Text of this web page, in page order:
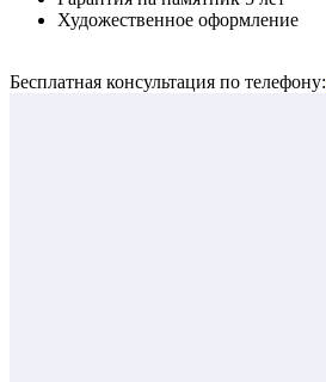
Художественное оформление
Бесплатная консультация по телефону: